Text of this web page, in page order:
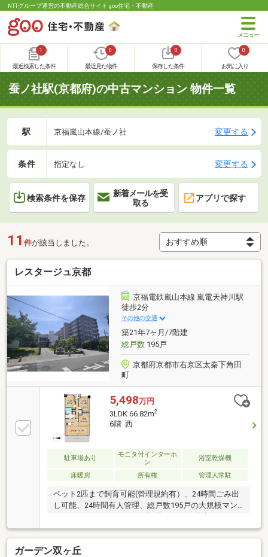
NTTグループ運営の不動産総合サイト goo住宅・不動産
1
最近検索した条件
0
最近見た物件
0
保存した条件
0
お気に入り
蚕ノ社駅(京都府)の中古マンション 物件一覧
駅 京福嵐山本線/蚕ノ社 変更する
条件 指定なし 変更する
検索条件を保存
新着メールを受
取る
アプリで探す
11 件が該当しました。
レスタージュ京都
京福電鉄嵐山本線 嵐電天神川駅
徒歩2分
その他の交通
築21年7ヶ月/7階建
総戸数195戸
京都府京都市右京区太秦下角田
町
5,498万円
3LDK 66.82m2
6階 西
駐車場あり
モニタ付インターホ
ン
浴室乾燥機
床暖房 所有権 管理人常駐
ペット2匹まで飼育可能(管理規約有）、24時間ごみ出
し可能、24時間有人管理、総戸数195戸の大規模マン
ション、線路側ではないお部屋で静かな環境。ゲスト
ルームやペット用の屋外シャワーなど、共用部分の設
備も充実。始発駅で通勤も便利です。
ガーデン双ヶ丘